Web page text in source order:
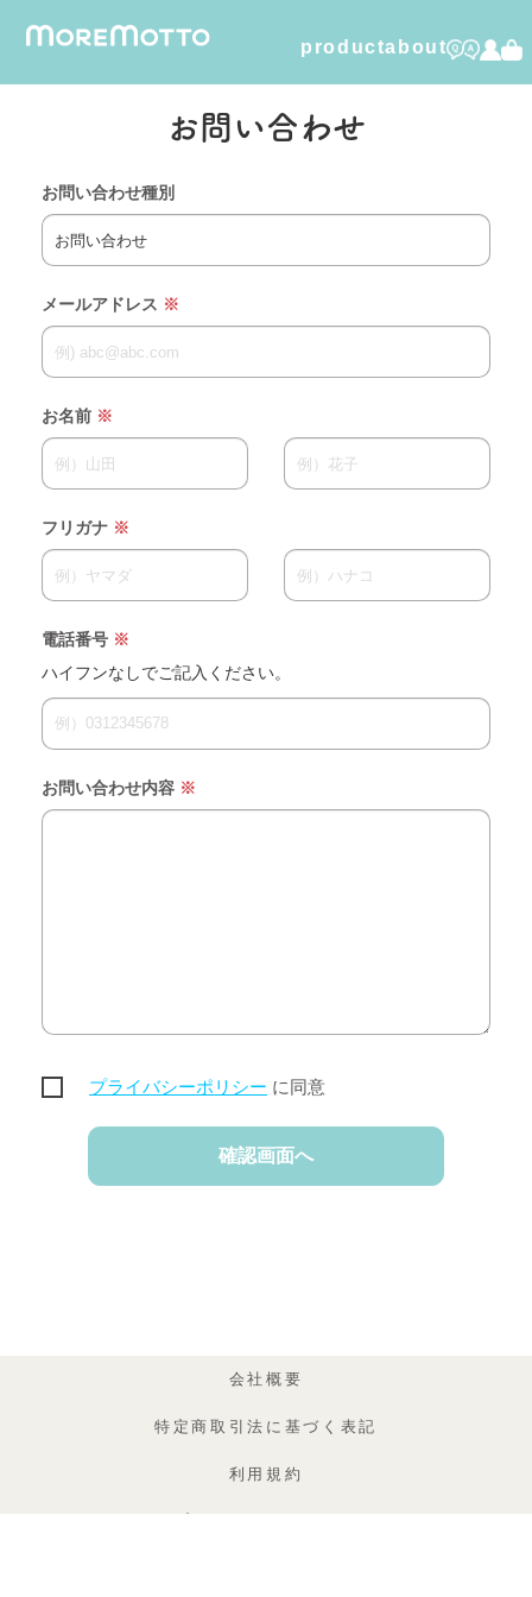
productabout
humuskin water
お問い合わせ
お問い合わせ種別
メールアドレス ※
お名前 ※
フリガナ ※
電話番号 ※
ハイフンなしでご記入ください。
お問い合わせ内容 ※
プライバシーポリシー に同意
会社概要
特定商取引法に基づく表記
利用規約